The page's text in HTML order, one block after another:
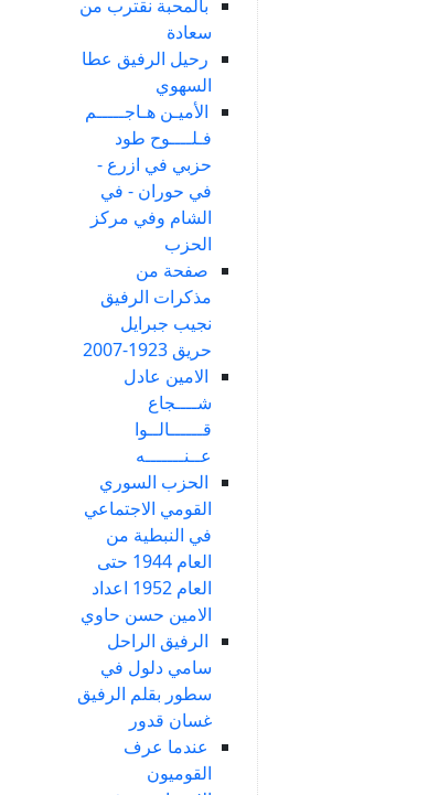
بالمحبة نقترب من
سعادة
رحيل الرفيق عطا
السهوي
الأميـن هـاجـــــم
فـلــــوح طود
حزبي في ازرع -
في حوران - في
الشام وفي مركز
الحزب
صفحة من
مذكرات الرفيق
نجيب جبرايل
حريق 1923-2007
الامين عادل
شــــجاع
قــــــالــوا
عــنـــــــه
الحزب السوري
القومي الاجتماعي
في النبطية من
العام 1944 حتى
العام 1952 اعداد
الامين حسن حاوي
الرفيق الراحل
سامي دلول في
سطور بقلم الرفيق
غسان قدور
عندما عرف
القوميون